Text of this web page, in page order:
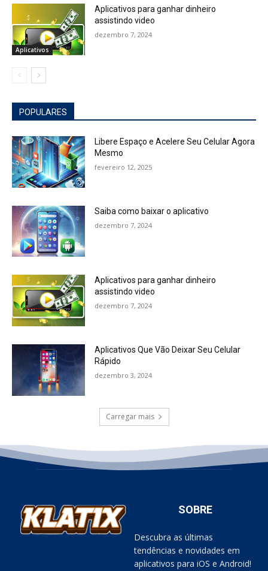
Aplicativos
Aplicativos para ganhar dinheiro
assistindo video
dezembro 7, 2024
POPULARES
Libere Espaço e Acelere Seu Celular Agora
Mesmo
fevereiro 12, 2025
Saiba como baixar o aplicativo
dezembro 7, 2024
Aplicativos para ganhar dinheiro
assistindo video
dezembro 7, 2024
Aplicativos Que Vão Deixar Seu Celular
Rápido
dezembro 3, 2024
Carregar mais
SOBRE
Descubra as últimas
tendências e novidades em
aplicativos para iOS e Android!